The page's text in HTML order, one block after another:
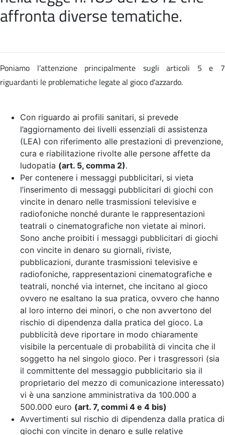
affronta diverse tematiche.
Poniamo l’attenzione principalmente sugli articoli 5 e 7
riguardanti le problematiche legate al gioco d'azzardo.
Con riguardo ai profili sanitari, si prevede
l’aggiornamento dei livelli essenziali di assistenza
(LEA) con riferimento alle prestazioni di prevenzione,
cura e riabilitazione rivolte alle persone affette da
ludopatia (art. 5, comma 2).
Per contenere i messaggi pubblicitari, si vieta
l’inserimento di messaggi pubblicitari di giochi con
vincite in denaro nelle trasmissioni televisive e
radiofoniche nonché durante le rappresentazioni
teatrali o cinematografiche non vietate ai minori.
Sono anche proibiti i messaggi pubblicitari di giochi
con vincite in denaro su giornali, riviste,
pubblicazioni, durante trasmissioni televisive e
radiofoniche, rappresentazioni cinematografiche e
teatrali, nonché via internet, che incitano al gioco
ovvero ne esaltano la sua pratica, ovvero che hanno
al loro interno dei minori, o che non avvertono del
rischio di dipendenza dalla pratica del gioco. La
pubblicità deve riportare in modo chiaramente
visibile la percentuale di probabilità di vincita che il
soggetto ha nel singolo gioco. Per i trasgressori (sia
il committente del messaggio pubblicitario sia il
proprietario del mezzo di comunicazione interessato)
vi è una sanzione amministrativa da 100.000 a
500.000 euro (art. 7, commi 4 e 4 bis)
Avvertimenti sul rischio di dipendenza dalla pratica di
giochi con vincite in denaro e sulle relative